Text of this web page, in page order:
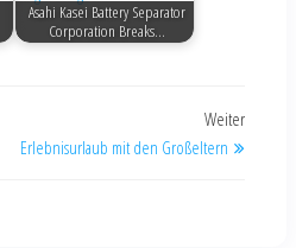
Asahi Kasei Battery Separator
Corporation Breaks…
Weiter
Erlebnisurlaub mit den Großeltern